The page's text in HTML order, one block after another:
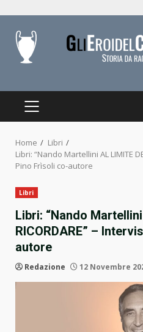
content
PRIMARY
Home
Libri
Libri: “Nando Martellini AL LIMITE
Pino Frìsoli co-autore
Libri
Libri: “Nando
RICORDARE” –
autore
Redazione 12 Novembre